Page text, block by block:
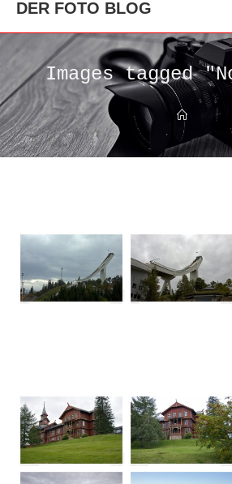
DER FOTO BLOG
Images tagged